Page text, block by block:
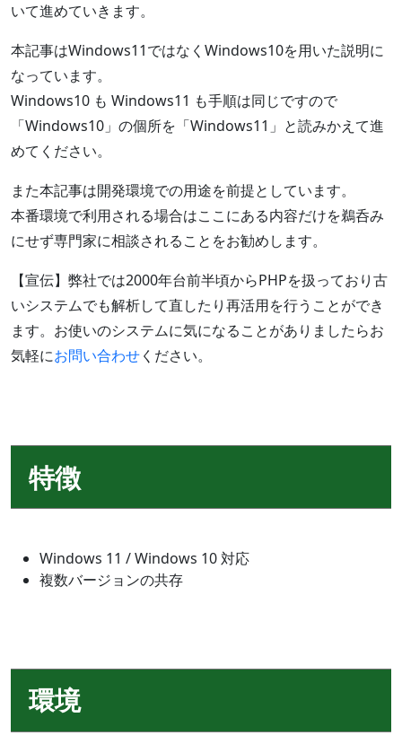
いて進めていきます。
本記事はWindows11ではなくWindows10を用いた説明に
なっています。
Windows10 も Windows11 も手順は同じですので
「Windows10」の個所を「Windows11」と読みかえて進
めてください。
また本記事は開発環境での用途を前提としています。
本番環境で利用される場合はここにある内容だけを鵜呑み
にせず専門家に相談されることをお勧めします。
【宣伝】弊社では2000年台前半頃からPHPを扱っており古
いシステムでも解析して直したり再活用を行うことができ
ます。お使いのシステムに気になることがありましたらお
気軽にお問い合わせください。
特徴
Windows 11 / Windows 10 対応
複数バージョンの共存
環境